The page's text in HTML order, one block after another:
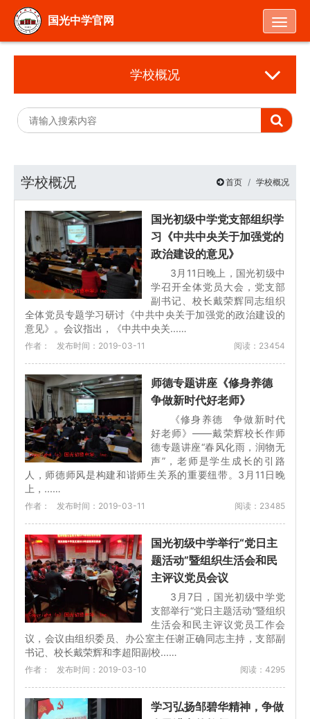
国光中学官网
学校概况
学校概况 首页 学校概况
国光初级中学党支部组织学
习《中共中央关于加强党的
政治建设的意见》
3月11日晚上，国光初级中
学召开全体党员大会，党支部
副书记、校长戴荣辉同志组织
全体党员专题学习研讨《中共中央关于加强党的政治建设的
意见》。会议指出，《中共中央关...…
作者： 发布时间：2019-03-11 阅读：23454
师德专题讲座《修身养德
争做新时代好老师》
《修身养德 争做新时代
好老师》——戴荣辉校长作师
德专题讲座“春风化雨，润物无
声”，老师是学生成长的引路
人，师德师风是构建和谐师生关系的重要纽带。3月11日晚
上，...…
作者： 发布时间：2019-03-11 阅读：23485
国光初级中学举行“党日主
题活动”暨组织生活会和民
主评议党员会议
3月7日，国光初级中学党
支部举行“党日主题活动”暨组织
生活会和民主评议党员工作会
议，会议由组织委员、办公室主任谢正确同志主持，支部副
书记、校长戴荣辉和李超阳副校...…
作者： 发布时间：2019-03-10 阅读：4295
学习弘扬邹碧华精神，争做